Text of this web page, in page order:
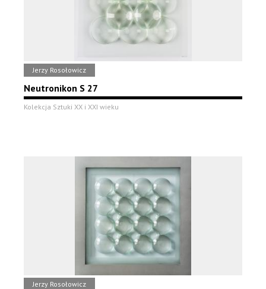
Jerzy Rosołowicz
Neutronikon S 27
Kolekcja Sztuki XX i XXI wieku
Jerzy Rosołowicz